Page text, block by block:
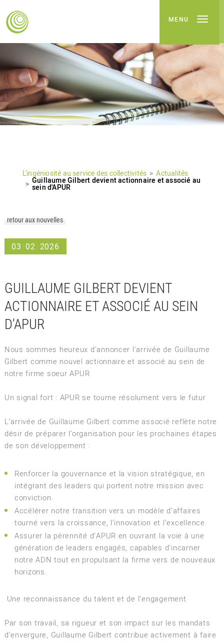
MENU
L'ingéniosité au service des collectivités Actualités
Guillaume Gilbert devient actionnaire et associé au
sein d'APUR
retour aux nouvelles
03 02 2026
GUILLAUME GILBERT DEVIENT
ACTIONNAIRE ET ASSOCIÉ AU SEIN
D'APUR
Nous sommes heureux d'annoncer l'arrivée de Guillaume
Gilbert comme nouvel actionnaire et associé au sein de
notre firme soeur APUR
Un signal fort : APUR se tourne résolument vers le futur
L’arrivée de Guillaume Gilbert comme associé reflète notre
désir de préparer l’organisation pour les prochaines étapes
de son développement :
Renforcer la gouvernance et la vision stratégique, en
intégrant des leaders qui portent notre mission avec
conviction.
Accélérer notre transition vers un modèle d’affaires
tourné vers la croissance, l’innovation et l’excellence.
Assurer la pérennité d’APUR en ouvrant la voie à une
génération de leaders engagés, capables d’incarner
notre ADN tout en propulsant la firme vers de nouveaux
horizons.
Une reconnaissance du talent et de l’engagement
Par son travail, sa rigueur et son impact sur les mandats
d’envergure, Guillaume Gilbert contribue activement à faire